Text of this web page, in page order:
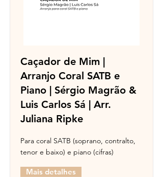
Caçador de Mim |
Arranjo Coral SATB e
Piano | Sérgio Magrão &
Luis Carlos Sá | Arr.
Juliana Ripke
Para coral SATB (soprano, contralto,
tenor e baixo) e piano (cifras)
Mais detalhes